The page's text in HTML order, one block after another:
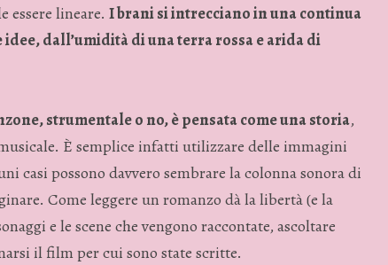
essere lineare. I brani si intrecciano in una continua
dall’umidità di una terra rossa e arida di
strumentale o no, è pensata come una storia,
È semplice infatti utilizzare delle immagini
casi possono davvero sembrare la colonna sonora di
Come leggere un romanzo dà la libertà (e la
e le scene che vengono raccontate, ascoltare
il film per cui sono state scritte.